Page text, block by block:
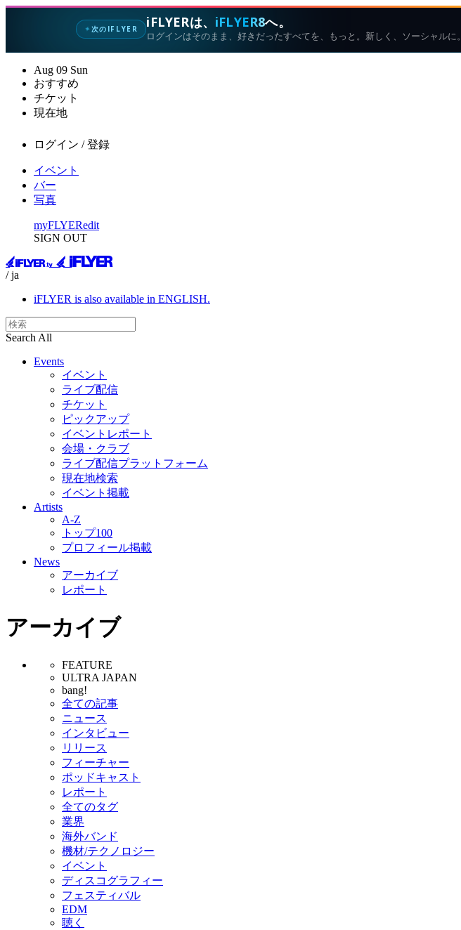
✦次のIFLYER iFLYERは、 iFLYER8へ。
ログインはそのまま、好きだったすべてを、もっと。新しく、ソーシャルに。
Aug 09 Sun
おすすめ
チケット
現在地
ログイン / 登録
イベント
バー
写真
myFLYERedit
SIGN OUT
/ ja
iFLYER is also available in ENGLISH.
Search All
Events
イベント
ライブ配信
チケット
ピックアップ
イベントレポート
会場・クラブ
ライブ配信プラットフォーム
現在地検索
イベント掲載
Artists
A-Z
トップ100
プロフィール掲載
News
アーカイブ
レポート
アーカイブ
FEATURE
ULTRA JAPAN
bang!
全ての記事
ニュース
インタビュー
リリース
フィーチャー
ポッドキャスト
レポート
全てのタグ
業界
海外バンド
機材/テクノロジー
イベント
ディスコグラフィー
フェスティバル
EDM
聴く